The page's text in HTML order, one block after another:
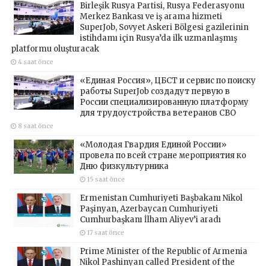
Birleşik Rusya Partisi, Rusya Federasyonu
Merkez Bankası ve iş arama hizmeti
SuperJob, Sovyet Askeri Bölgesi gazilerinin
istihdamı için Rusya’da ilk uzmanlaşmış
platformu oluşturacak
4 saat önce
«Единая Россия», ЦБСТ и сервис по поиску
работы SuperJob создадут первую в
России специализированную платформу
для трудоустройства ветеранов СВО
8 saat önce
«Молодая Гвардия Единой России»
провела по всей стране мероприятия ко
Дню физкультурника
15 saat önce
Ermenistan Cumhuriyeti Başbakanı Nikol
Paşinyan, Azerbaycan Cumhuriyeti
Cumhurbaşkanı İlham Aliyev’i aradı
17 saat önce
Prime Minister of the Republic of Armenia
Nikol Pashinyan called President of the